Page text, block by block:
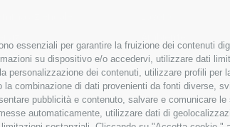
essenziali per garantire la fruizione dei contenuti
su dispositivo e/o accedervi, utilizzare dati
dei contenuti, utilizzare profili
combinazione di dati provenienti da fonti diverse,
pubblicità e contenuto, salvare e comunicare
automaticamente, utilizzare dati di
Sede provinciale
Zona
S.r.l.
Confagricoltura
Associazione